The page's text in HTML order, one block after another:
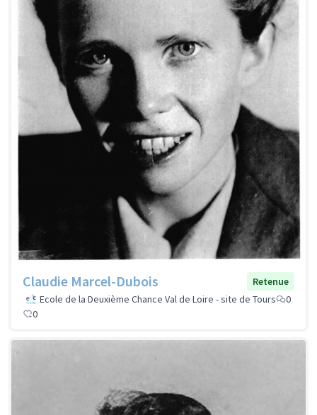
Claudie Marcel-Dubois
Retenue
Ecole de la Deuxième Chance Val de Loire - site de Tours
0
0